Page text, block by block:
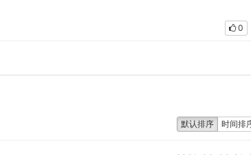
0
默认排序 时间排